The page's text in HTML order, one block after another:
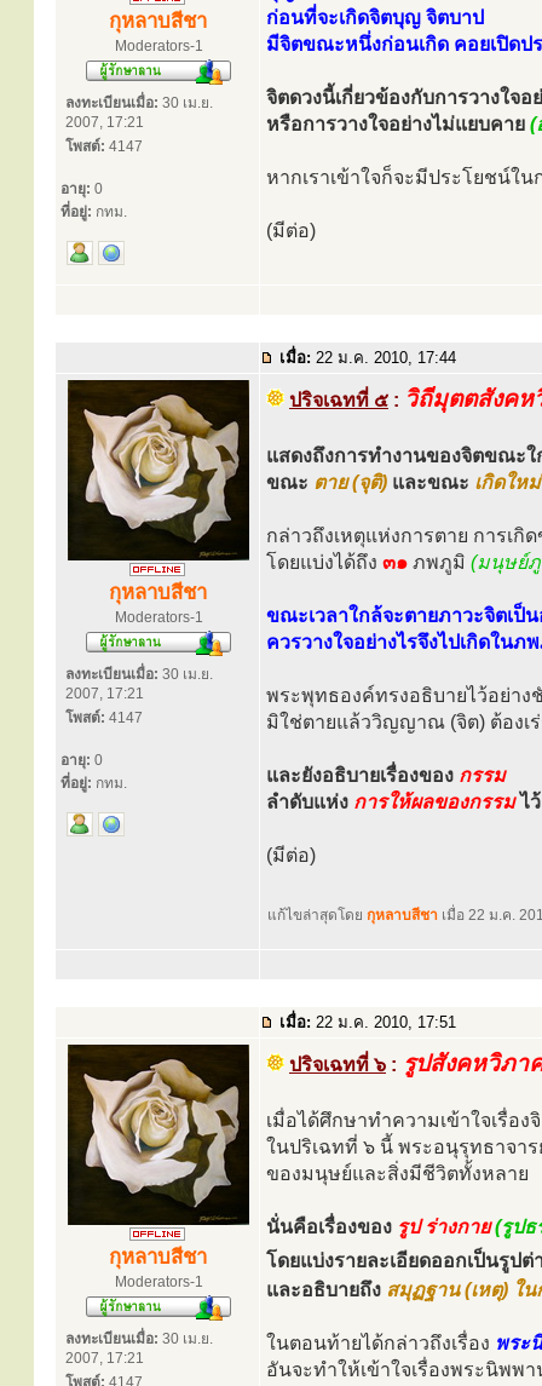
กุหลาบสีชา
Moderators-1
ลงทะเบียนเมื่อ: 30 เม.ย.
2007, 17:21
โพสต์: 4147
อายุ: 0
ที่อยู่: กทม.
ก่อนที่จะเกิดจิตบุญ จิตบาป
มีจิตขณะหนึ่งก่อนเกิด คอยเปิดป
จิตดวงนี้เกี่ยวข้องกับการวางใจอ
หรือการวางใจอย่างไม่แยบคาย (
หากเราเข้าใจก็จะมีประโยชน์ใ
(มีต่อ)
เมื่อ: 22 ม.ค. 2010, 17:44
กุหลาบสีชา
Moderators-1
ลงทะเบียนเมื่อ: 30 เม.ย.
2007, 17:21
โพสต์: 4147
อายุ: 0
ที่อยู่: กทม.
ปริจเฉทที่ ๕ : วิถีมุตตสังคห
แสดงถึงการทำงานของจิตขณะใ
ขณะ ตาย (จุติ) และขณะ เกิดให
กล่าวถึงเหตุแห่งการตาย การเกิ
โดยแบ่งได้ถึง ๓๑ ภพภูมิ (มนุษย์ภู
ขณะเวลาใกล้จะตายภาวะจิตเป็น
ควรวางใจอย่างไรจึงไปเกิดในภ
พระพุทธองค์ทรงอธิบายไว้อย่าง
มิใช่ตายแล้ววิญญาณ (จิต) ต้องเ
และยังอธิบายเรื่องของ กรรม
ลำดับแห่ง การให้ผลของกรรมไว้
(มีต่อ)
แก้ไขล่าสุดโดย กุหลาบสีชา เมื่อ 22 ม.ค.
เมื่อ: 22 ม.ค. 2010, 17:51
กุหลาบสีชา
Moderators-1
ลงทะเบียนเมื่อ: 30 เม.ย.
2007, 17:21
โพสต์: 4147
ปริจเฉทที่ ๖ : รูปสังคหวิภา
เมื่อได้ศึกษาทำความเข้าใจเรื่อ
ในปริเฉทที่ ๖ นี้ พระอนุรุทธาจา
ของมนุษย์และสิ่งมีชีวิตทั้งหลาย
นั่นคือเรื่องของ รูป ร่างกาย (รูปธ
โดยแบ่งรายละเอียดออกเป็นรูปต่
และอธิบายถึง สมุฏฐาน (เหตุ) ใน
ในตอนท้ายได้กล่าวถึงเรื่อง พระ
อันจะทำให้เข้าใจเรื่องพระนิพพ